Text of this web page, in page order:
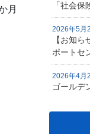
月
「社会
【お知
ポートセ
2026年5月
ゴールデ
2026年4月